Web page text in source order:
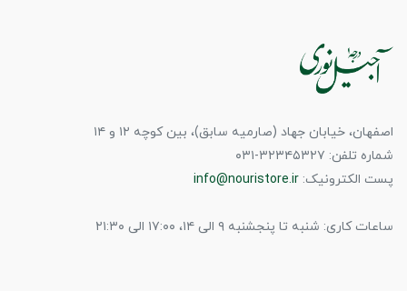
اصفهان، خیابان جهاد (صارمیه سابق)، بین کوچه ۱۲ و ۱۴
شماره تلفن: ۳۲۳۴۵۳۲۷-۰۳۱
پست الکترونیک: info@nouristore.ir
ساعات کاری: شنبه تا پنجشنبه ۹ الی ۱۴، ۱۷:۰۰ الی ۲۱:۳۰